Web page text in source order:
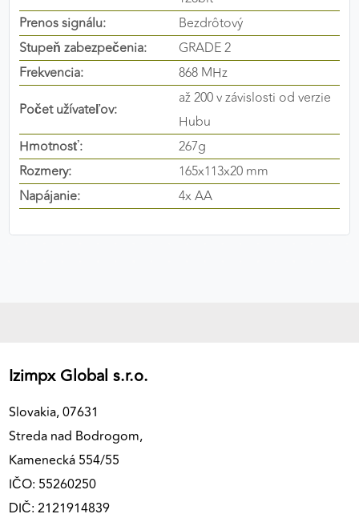
Prenos signálu:
Bezdrôtový
Stupeň zabezpečenia:
GRADE 2
Frekvencia:
868 MHz
Počet užívateľov:
až 200 v závislosti od verzie
Hubu
Hmotnosť:
267g
Rozmery:
165x113x20 mm
Napájanie:
4x AA
Izimpx Global s.r.o.
Slovakia, 07631
Streda nad Bodrogom,
Kamenecká 554/55
IČO: 55260250
DIČ: 2121914839
výkon a funkčnosť našich stránok.
Google Analytics
Poskytovateľ: Google
MARKETINGOVÉ COOKIES
Marketingové cookies sa používajú na sledovanie
správania používateľov naprieč webovými
stránkami. Umožňujú nám a našim partnerom